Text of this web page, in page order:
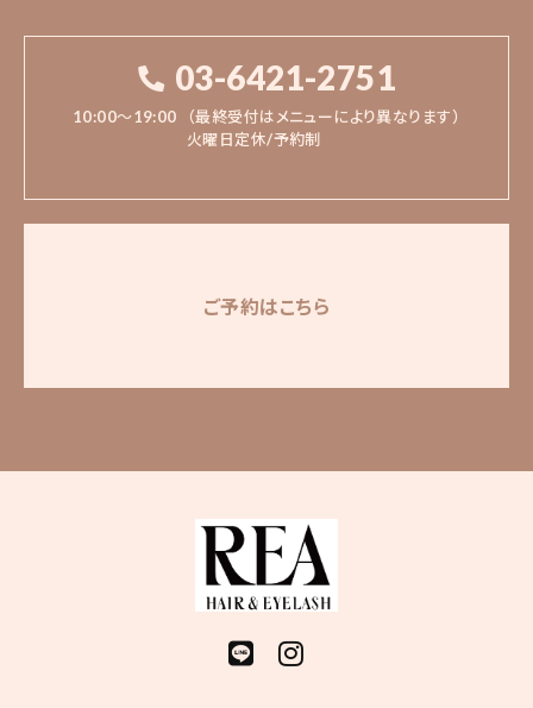
03-6421-2751
10:00〜19:00
（最終受付はメニューにより異なります）
火曜日定休/予約制
ご予約はこちら